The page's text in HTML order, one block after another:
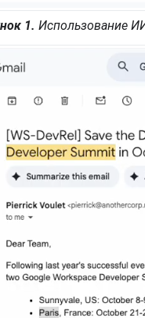
1. Использование